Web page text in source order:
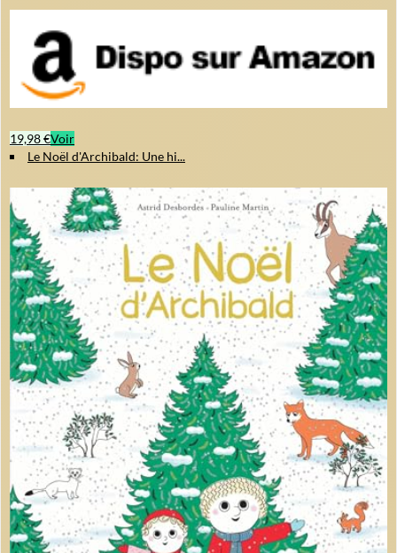
19,98 €Voir
Le Noël d'Archibald: Une hi...